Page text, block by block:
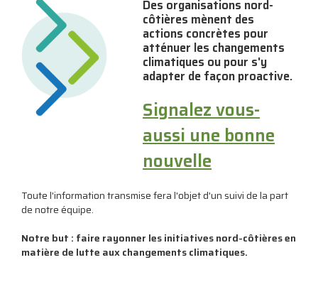
Des organisations nord-
côtières mènent des
actions concrètes pour
atténuer les changements
climatiques ou pour s'y
adapter de façon proactive.
Signalez vous-
aussi une bonne
nouvelle
Toute l'information transmise fera l'objet d'un suivi de la part
de notre équipe.
Notre but : faire rayonner les initiatives nord-côtières en
matière de lutte aux changements climatiques.